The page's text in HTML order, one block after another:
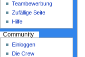
Teambewerbung
Zufällige Seite
Hilfe
Community
Einloggen
Die Crew